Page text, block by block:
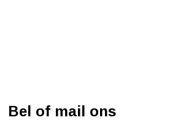
Bel of mail ons